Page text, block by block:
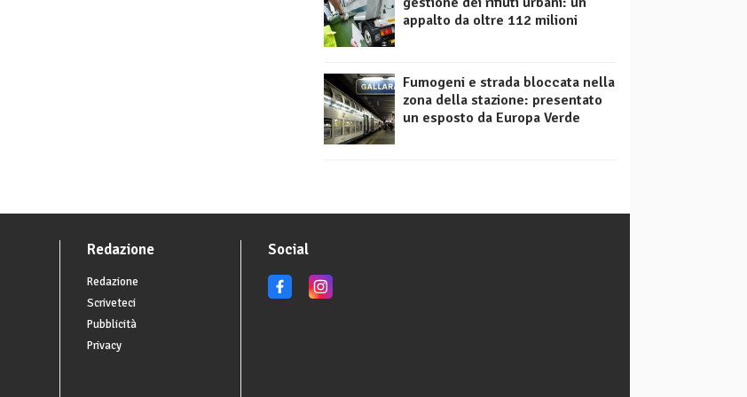
appalto da oltre 112 milioni
Fumogeni e strada bloccata nella
zona della stazione: presentato
un esposto da Europa Verde
Redazione
Redazione
Scriveteci
Pubblicità
Privacy
Social